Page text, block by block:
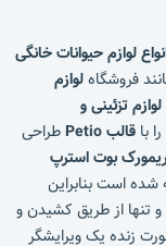
لوازم حیوانات خانگی
فروشگاهلوازم
تزئینی و
با قالب Petio
طراحی
بوت استرپ
شده است بنابراین
تنها از طریق کشیدن و
زنده یک ویرایشگر